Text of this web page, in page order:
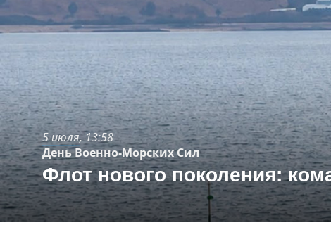
5 июля, 13:58
День Военно-Морских Сил
Флот нового поколения: